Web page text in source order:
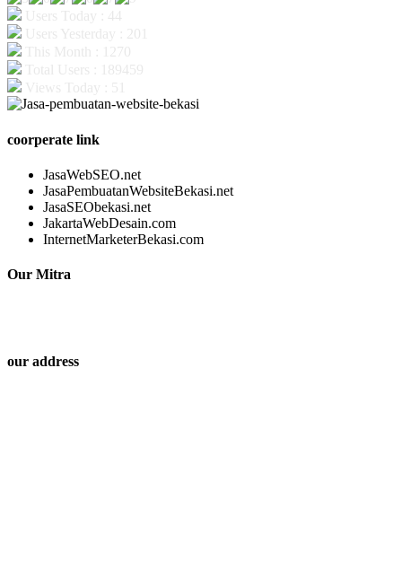
coorperate link
JasaWebSEO.net
JasaPembuatanWebsiteBekasi.net
JasaSEObekasi.net
JakartaWebDesain.com
InternetMarketerBekasi.com
Our Mitra
our address